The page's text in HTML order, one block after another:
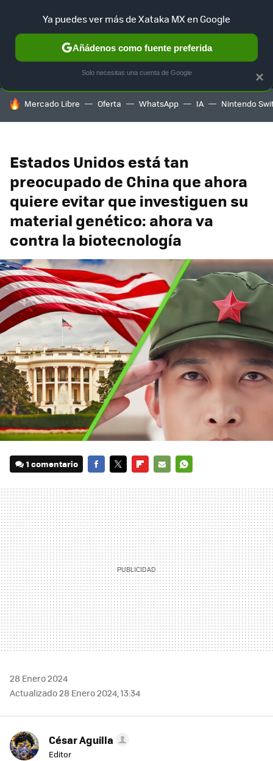
MENÚ NUEVO
GAMING HOME AUTO
HOY SE HABLA DE
Mercado Libre Oferta WhatsApp IA Nintendo
Estados Unidos está tan
preocupado de China que ahora
quiere evitar que investiguen su
material genético: ahora va
contra la biotecnología
1 comentario
MAIL
28 Enero 2024
Actualizado 28 Enero 2024, 13:34
César Aguilla
Editor
×
Ya puedes ver más de Xataka MX en Google
Añádenos como fuente preferida
Solo necesitas una cuenta de Google